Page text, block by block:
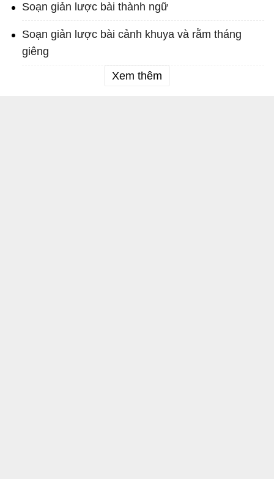
Soạn giản lược bài thành ngữ
Soạn giản lược bài cảnh khuya và rằm tháng
giêng
Xem thêm